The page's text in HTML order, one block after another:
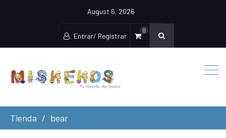
August 6, 2026
Entrar/ Registrar
0
Tienda bear